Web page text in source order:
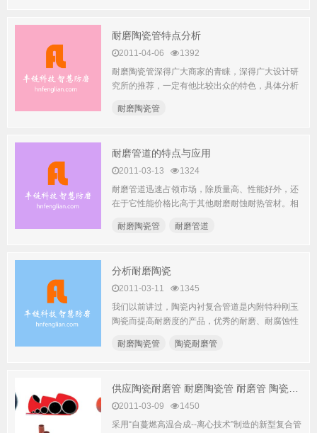
耐磨陶瓷管特点分析
2011-04-06
1392
耐磨陶瓷管深得广大商家的青睐，深得广大设计研
究所的推荐，一定有他比较出众的特色，具体分析
耐磨陶瓷管
耐磨管道的特点与应用
2011-03-13
1324
耐磨管道迅速占领市场，除质量高、性能好外，还
在于它性能价格比高于其他耐磨耐蚀耐热管材。相
耐磨陶瓷管
耐磨管道
分析耐磨陶瓷
2011-03-11
1345
我们以前讲过，陶瓷内衬复合管道是内附特种刚玉
陶瓷而提高耐磨度的产品，优秀的耐磨、耐腐蚀性
耐磨陶瓷管
陶瓷耐磨管
2011-03-09
1450
采用“自蔓燃高温合成--离心技术”制造的新型复合管